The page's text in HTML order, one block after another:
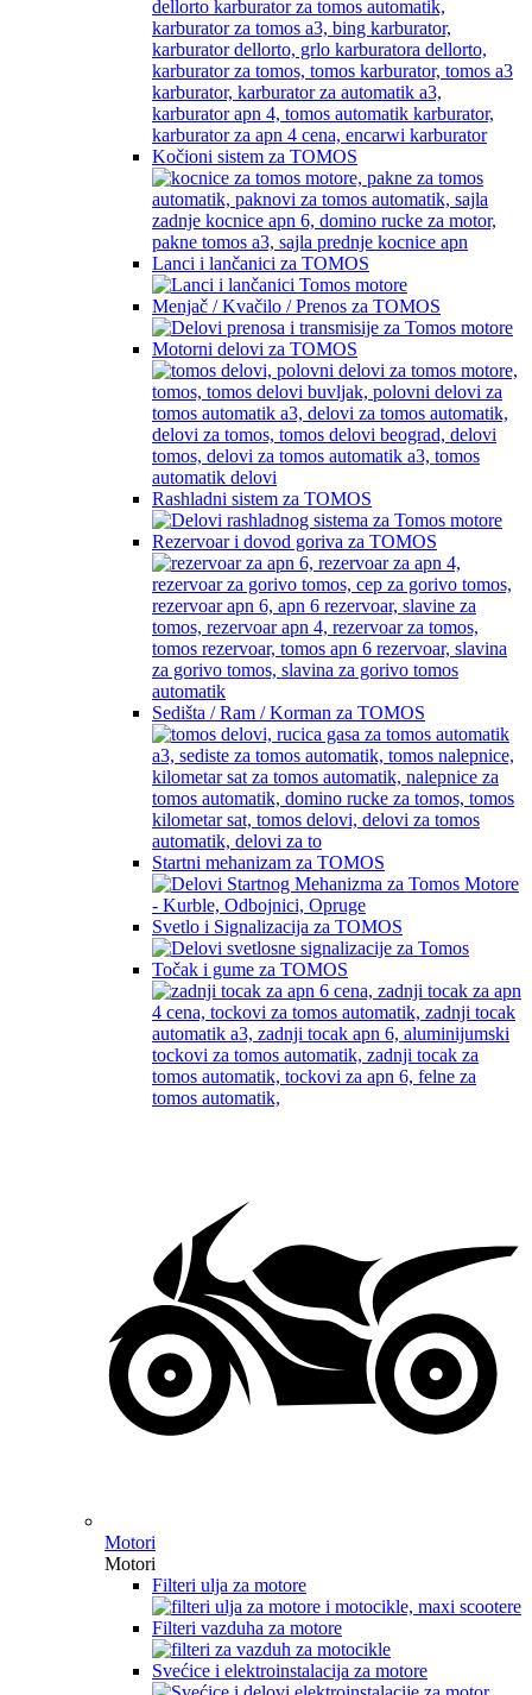
Kočioni sistem za TOMOS
Lanci i lančanici za TOMOS
Menjač / Kvačilo / Prenos za TOMOS
Motorni delovi za TOMOS
Rashladni sistem za TOMOS
Rezervoar i dovod goriva za TOMOS
Sedišta / Ram / Korman za TOMOS
Startni mehanizam za TOMOS
Svetlo i Signalizacija za TOMOS
Točak i gume za TOMOS
Motori
Motori
Filteri ulja za motore
Filteri vazduha za motore
Svećice i elektroinstalacija za motore